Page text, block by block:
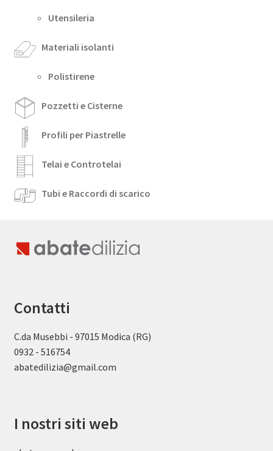
Utensileria
Materiali isolanti
Polistirene
Pozzetti e Cisterne
Profili per Piastrelle
Telai e Controtelai
Tubi e Raccordi di scarico
Contatti
C.da Musebbi - 97015 Modica (RG)
0932 - 516754
abatedilizia@gmail.com
I nostri siti web